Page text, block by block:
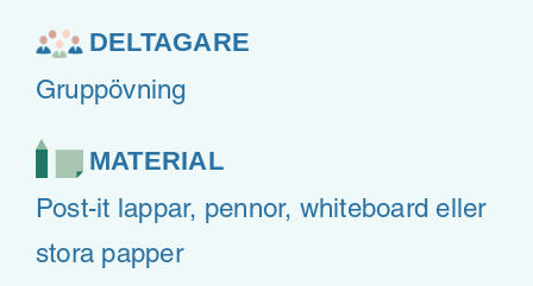
DELTAGARE
Gruppövning
MATERIAL
Post-it lappar, pennor, whiteboard eller
stora papper